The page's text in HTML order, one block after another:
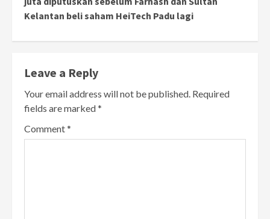
Kelantan beli saham HeiTech Padu lagi
Leave a Reply
Your email address will not be published. Required
fields are marked*
Comment*